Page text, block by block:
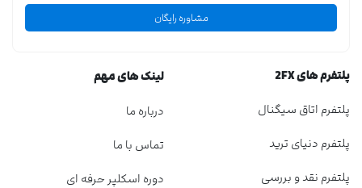
مشاوره رایگان
پلتفرم های 2FX
پلتفرم اتاق سیگنال
پلتفرم دنیای ترید
پلتفرم نقد و بررسی
لینک های مهم
درباره ما
تماس با ما
دوره اسکلپر حرفه ای